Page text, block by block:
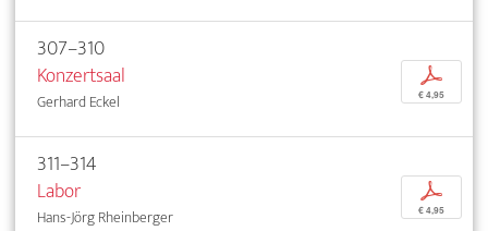
307–310
Konzertsaal
Gerhard Eckel
p
€ 4,95
311–314
Labor
Hans-Jörg Rheinberger
p
€ 4,95